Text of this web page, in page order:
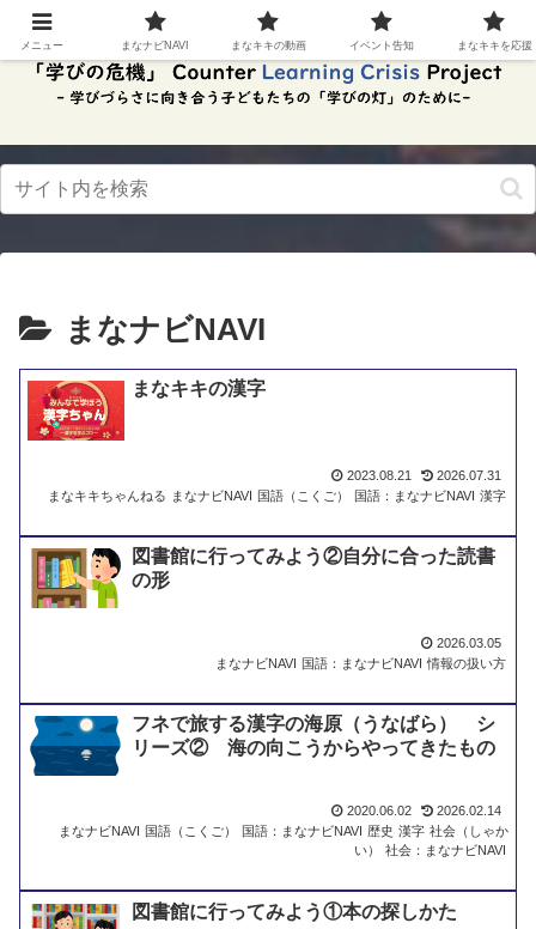
スク
リー
ンリ
ド。
この
ボタ
ンを
と、
のス
クリ
リー
ダー
み上
にで
きま
まなナビNAVI
まなキキの漢字
2023.08.21
2026.07.31
まなキキちゃんねる まなナビNAVI 国語（こくご） 国語：まなナビNAVI 漢字
図書館に行ってみよう②自分に合った読書
の形
2026.03.05
まなナビNAVI 国語：まなナビNAVI 情報の扱い方
フネで旅する漢字の海原（うなばら） シ
リーズ② 海の向こうからやってきたもの
2020.06.02
2026.02.14
まなナビNAVI 国語（こくご） 国語：まなナビNAVI 歴史 漢字 社会（しゃか
い）
社会：まなナビNAVI
図書館に行ってみよう①本の探しかた
メニュー まなナビNAVI まなキキの動画 イベント告知 まなキキを応援